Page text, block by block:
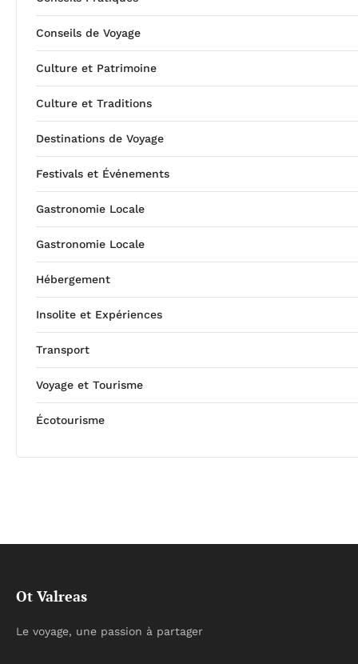
Conseils de Voyage
Culture et Patrimoine
Culture et Traditions
Destinations de Voyage
Festivals et Événements
Gastronomie Locale
Gastronomie Locale
Hébergement
Insolite et Expériences
Transport
Voyage et Tourisme
Écotourisme
Ot Valreas
Le voyage, une passion à partager